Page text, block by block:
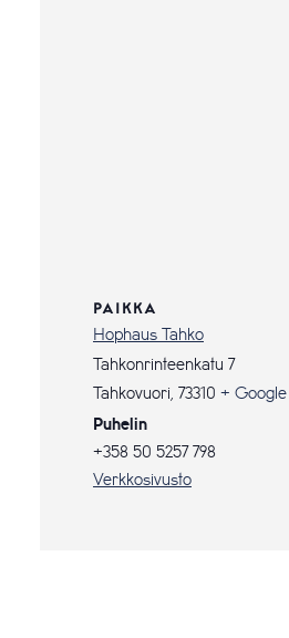
PAIKKA
Hophaus Tahko
Tahkonrinteenkatu 7
Tahkovuori, 73310 +
Puhelin
+358 50 5257 798
Verkkosivusto